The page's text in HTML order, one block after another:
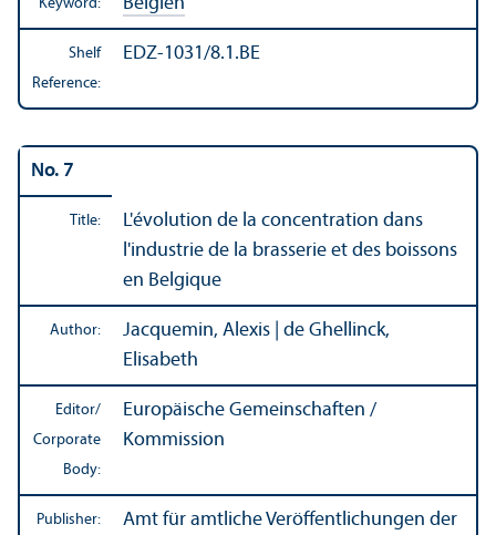
Keyword:
Shelf
Reference:
EDZ-1031/8.1.BE
No. 7
Title:
L'évolution de la concentration dans
l'industrie de la brasserie et des boissons
en Belgique
Author:
Jacquemin, Alexis | de Ghellinck,
Elisabeth
Editor/
Corporate
Body:
Europäische Gemeinschaften /
Kommission
Publisher:
Amt für amtliche Veröffentlichungen der